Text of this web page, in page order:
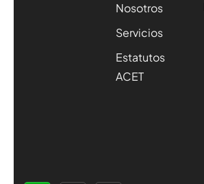
Nosotros
Servicios
Estatutos
ACET